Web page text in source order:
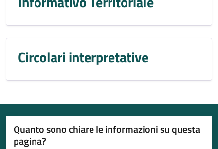
Circolari interpretative
Quanto sono chiare le informazioni su questa
pagina?